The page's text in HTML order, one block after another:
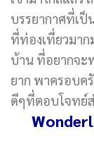
บรรยากาศที่เป็
ที่ท่องเที่ยวมา
บ้าน ที่อยากจะ
ยาก พาครอบค
ดีๆที่ตอบโจทย์